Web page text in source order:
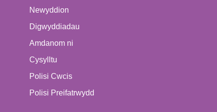
Newyddion
Digwyddiadau
Amdanom ni
Cysylltu
Polisi Cwcis
Polisi Preifatrwydd